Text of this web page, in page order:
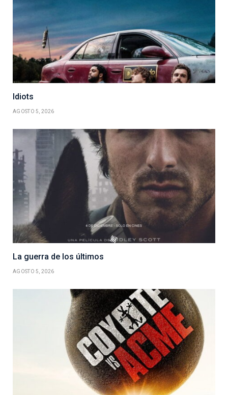
Idiots
AGOSTO 5, 2026
La guerra de los últimos
AGOSTO 5, 2026